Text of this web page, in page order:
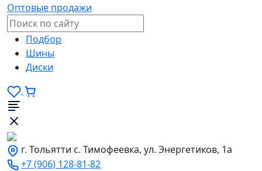
Оптовые продажи
Подбор
Шины
Диски
г. Тольятти с. Тимофеевка, ул. Энергетиков, 1а
+7 (906) 128-81-82